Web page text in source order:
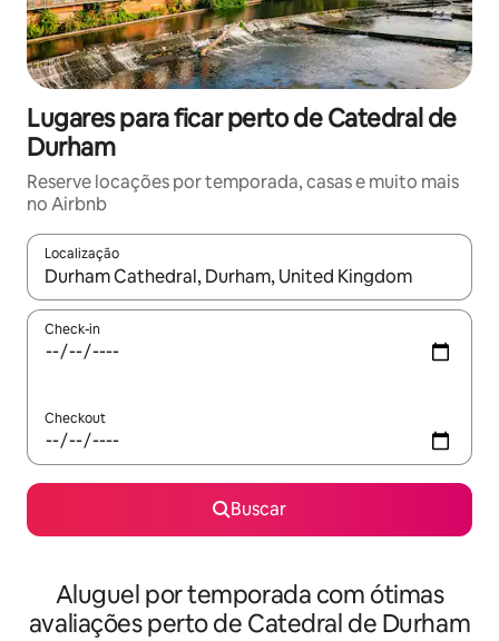
Lugares para ficar perto de Catedral de
Durham
Reserve locações por temporada, casas e muito mais
no Airbnb
Localização
Quando os resultados estiverem disponíveis, explore-os
Check-in
Checkout
Buscar
Aluguel por temporada com ótimas
avaliações perto de Catedral de Durham